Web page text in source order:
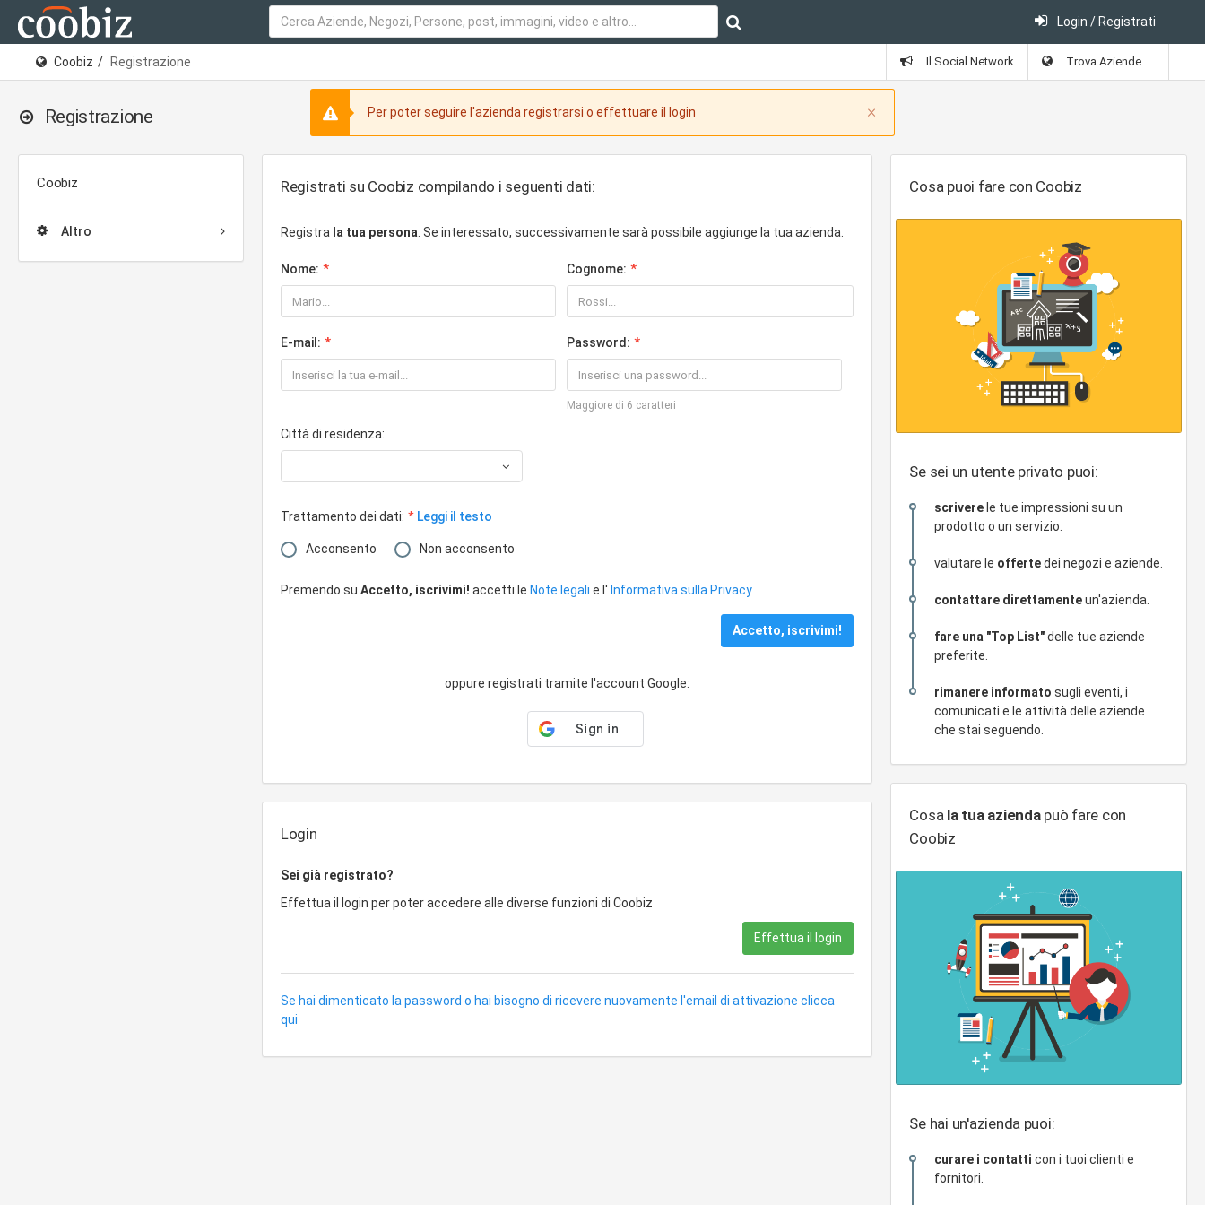
Login / Registrati
Coobiz Registrazione Il Social Network Trova Aziende
Registrazione ×
Per poter seguire l'azienda registrarsi o effettuare il login
Coobiz
Altro
Registrati su Coobiz compilando i seguenti dati:
Registra la tua persona . Se interessato, successivamente sarà possibile aggiunge la tua azienda.
Nome: Cognome:
E-mail: Password:
Maggiore di 6 caratteri
Città di residenza:
Trattamento dei dati: Leggi il testo
Acconsento Non acconsento
Premendo su Accetto, iscrivimi! accetti le Note legali e l' Informativa sulla Privacy
oppure registrati tramite l'account Google:
Login
Sei già registrato?
Effettua il login per poter accedere alle diverse funzioni di Coobiz
Effettua il login
Se hai dimenticato la password o hai bisogno di ricevere nuovamente l'email di attivazione clicca
qui
Cosa puoi fare con Coobiz
Se sei un utente privato puoi:
scrivere le tue impressioni su un
prodotto o un servizio.
valutare le offertedei negozi e aziende.
contattare direttamenteun'azienda.
fare una "Top List"delle tue aziende
preferite.
rimanere informato sugli eventi, i
comunicati e le attività delle aziende
che stai seguendo.
Cosa la tua aziendapuò fare con
Coobiz
Se hai un'azienda puoi:
curare i contatti con i tuoi clienti e
fornitori.